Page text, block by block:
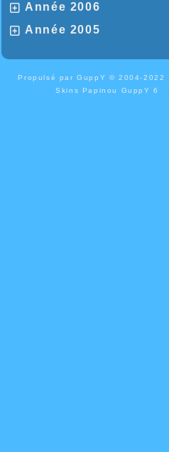
Année 2006
Année 2005
Propulsé par GuppY © 2004-2022
Skins Papinou GuppY 6